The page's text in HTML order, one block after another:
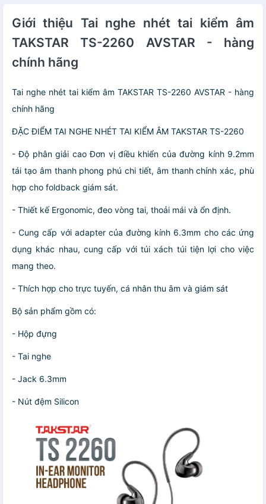
Giới thiệu Tai nghe nhét tai kiểm âm
TAKSTAR TS-2260 AVSTAR - hàng
chính hãng
Tai nghe nhét tai kiểm âm TAKSTAR TS-2260 AVSTAR - hàng
chính hãng
ĐẶC ĐIỂM TAI NGHE NHÉT TAI KIỂM ÂM TAKSTAR TS-2260
- Độ phân giải cao Đơn vị điều khiển của đường kính 9.2mm
tái tạo âm thanh phong phú chi tiết, âm thanh chính xác, phù
hợp cho foldback giám sát.
- Thiết kế Ergonomic, đeo vòng tai, thoải mái và ổn định.
- Cung cấp với adapter của đường kính 6.3mm cho các ứng
dụng khác nhau, cung cấp với túi xách túi tiện lợi cho việc
mang theo.
- Thích hợp cho trực tuyến, cá nhân thu âm và giám sát
Bộ sản phẩm gồm có:
- Hộp đựng
- Tai nghe
- Jack 6.3mm
- Nút đệm Silicon